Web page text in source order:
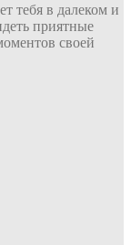
тебя в далеком и
приятные
своей